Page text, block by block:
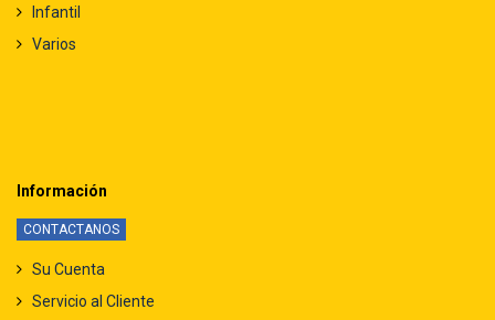
Infantil
Varios
Información
CONTACTANOS
Su Cuenta
Servicio al Cliente